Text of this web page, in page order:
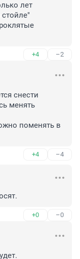
лет
+4 –2
снести
менять
поменять в
+4 –4
+0 –0